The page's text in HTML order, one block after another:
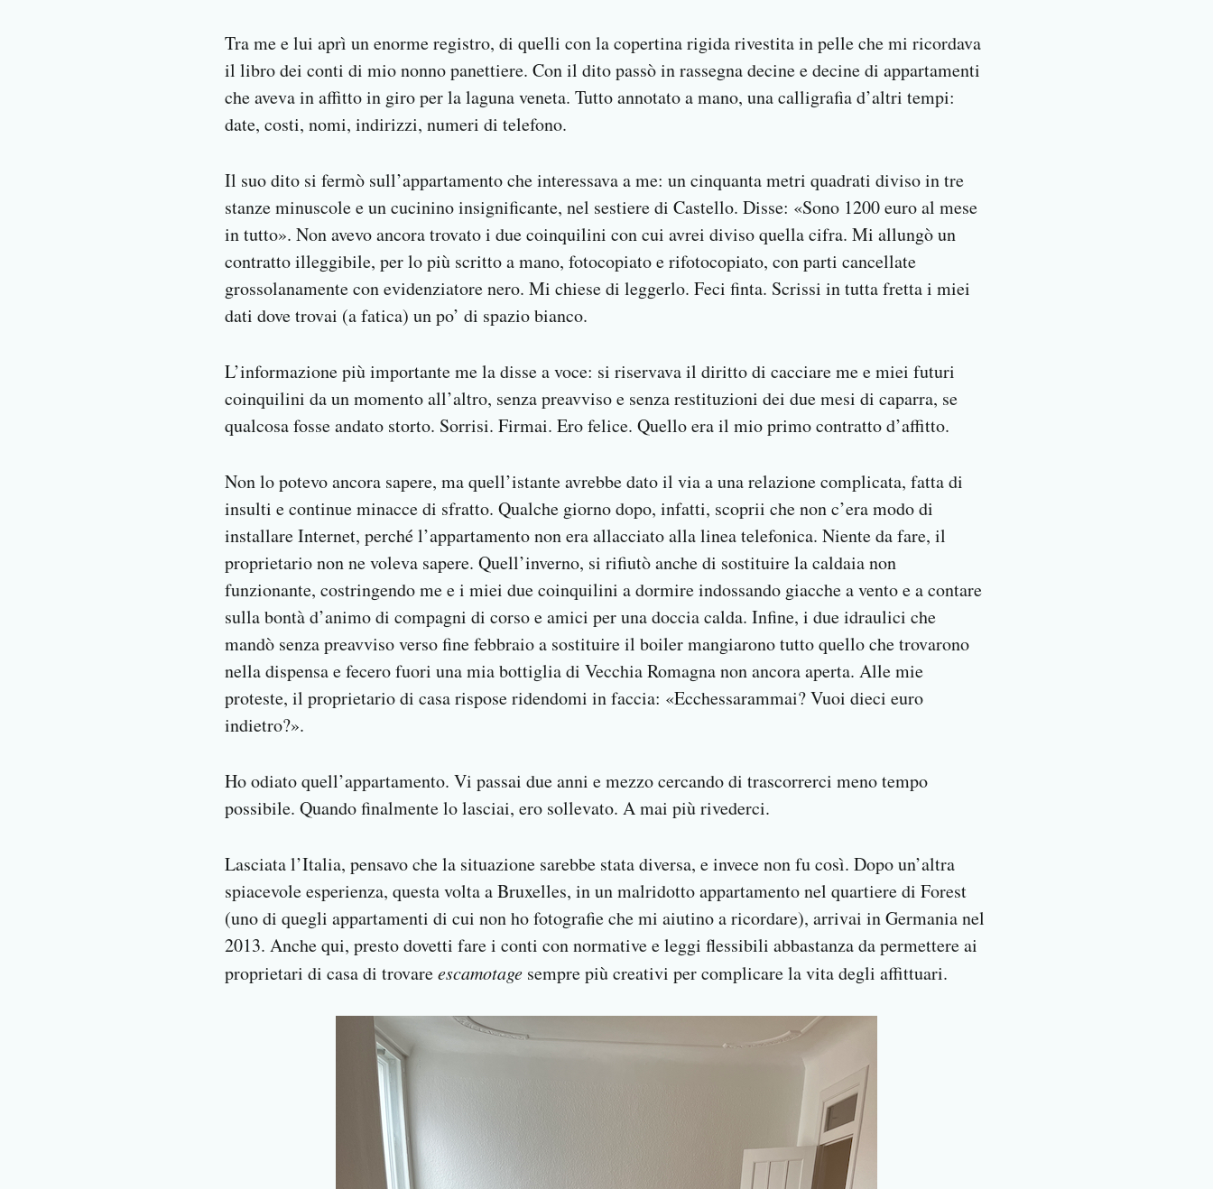
Tra me e lui aprì un enorme registro, di quelli con la copertina rigida rivestita in pelle che mi ricordava
il libro dei conti di mio nonno panettiere. Con il dito passò in rassegna decine e decine di appartamenti
che aveva in affitto in giro per la laguna veneta. Tutto annotato a mano, una calligrafia d’altri tempi:
date, costi, nomi, indirizzi, numeri di telefono.
Il suo dito si fermò sull’appartamento che interessava a me: un cinquanta metri quadrati diviso in tre
stanze minuscole e un cucinino insignificante, nel sestiere di Castello. Disse: «Sono 1200 euro al mese
in tutto». Non avevo ancora trovato i due coinquilini con cui avrei diviso quella cifra. Mi allungò un
contratto illeggibile, per lo più scritto a mano, fotocopiato e rifotocopiato, con parti cancellate
grossolanamente con evidenziatore nero. Mi chiese di leggerlo. Feci finta. Scrissi in tutta fretta i miei
dati dove trovai (a fatica) un po’ di spazio bianco.
L’informazione più importante me la disse a voce: si riservava il diritto di cacciare me e miei futuri
coinquilini da un momento all’altro, senza preavviso e senza restituzioni dei due mesi di caparra, se
qualcosa fosse andato storto. Sorrisi. Firmai. Ero felice. Quello era il mio primo contratto d’affitto.
Non lo potevo ancora sapere, ma quell’istante avrebbe dato il via a una relazione complicata, fatta di
insulti e continue minacce di sfratto. Qualche giorno dopo, infatti, scoprii che non c’era modo di
installare Internet, perché l’appartamento non era allacciato alla linea telefonica. Niente da fare, il
proprietario non ne voleva sapere. Quell’inverno, si rifiutò anche di sostituire la caldaia non
funzionante, costringendo me e i miei due coinquilini a dormire indossando giacche a vento e a contare
sulla bontà d’animo di compagni di corso e amici per una doccia calda. Infine, i due idraulici che
mandò senza preavviso verso fine febbraio a sostituire il boiler mangiarono tutto quello che trovarono
nella dispensa e fecero fuori una mia bottiglia di Vecchia Romagna non ancora aperta. Alle mie
proteste, il proprietario di casa rispose ridendomi in faccia: «Ecchessarammai? Vuoi dieci euro
indietro?».
Ho odiato quell’appartamento. Vi passai due anni e mezzo cercando di trascorrerci meno tempo
possibile. Quando finalmente lo lasciai, ero sollevato. A mai più rivederci.
Lasciata l’Italia, pensavo che la situazione sarebbe stata diversa, e invece non fu così. Dopo un’altra
spiacevole esperienza, questa volta a Bruxelles, in un malridotto appartamento nel quartiere di Forest
(uno di quegli appartamenti di cui non ho fotografie che mi aiutino a ricordare), arrivai in Germania nel
2013. Anche qui, presto dovetti fare i conti con normative e leggi flessibili abbastanza da permettere ai
proprietari di casa di trovareescamotage sempre più creativi per complicare la vita degli affittuari.